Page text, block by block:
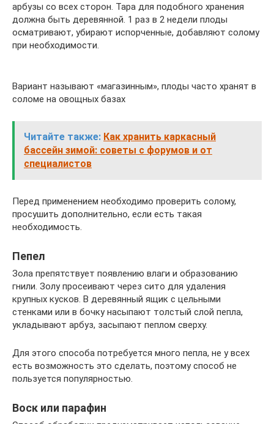
арбузы со всех сторон. Тара для подобного хранения
должна быть деревянной. 1 раз в 2 недели плоды
осматривают, убирают испорченные, добавляют солому
при необходимости.
Вариант называют «магазинным», плоды часто хранят в
соломе на овощных базах
Читайте также: Как хранить каркасный
бассейн зимой: советы с форумов и от
специалистов
Перед применением необходимо проверить солому,
просушить дополнительно, если есть такая
необходимость.
Пепел
Зола препятствует появлению влаги и образованию
гнили. Золу просеивают через сито для удаления
крупных кусков. В деревянный ящик с цельными
стенками или в бочку насыпают толстый слой пепла,
укладывают арбуз, засыпают пеплом сверху.
Для этого способа потребуется много пепла, не у всех
есть возможность это сделать, поэтому способ не
пользуется популярностью.
Воск или парафин